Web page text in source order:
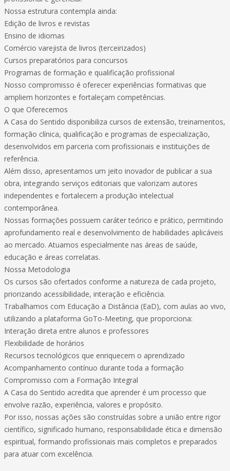
Nossa estrutura contempla ainda:
Edição de livros e revistas
Ensino de idiomas
Comércio varejista de livros (terceirizados)
Cursos preparatórios para concursos
Programas de formação e qualificação profissional
Nosso compromisso é oferecer experiências formativas que
ampliem horizontes e fortaleçam competências.
O que Oferecemos
A Casa do Sentido disponibiliza cursos de extensão, treinamentos,
formação clínica, qualificação e programas de especialização,
desenvolvidos em parceria com profissionais e instituições de
referência.
Além disso, apresentamos um jeito inovador de publicar a sua
obra, integrando serviços editoriais que valorizam autores
independentes e fortalecem a produção intelectual
contemporânea.
Nossas formações possuem caráter teórico e prático, permitindo
aprofundamento real e desenvolvimento de habilidades aplicáveis
ao mercado. Atuamos especialmente nas áreas de saúde,
educação e áreas correlatas.
Nossa Metodologia
Os cursos são ofertados conforme a natureza de cada projeto,
priorizando acessibilidade, interação e eficiência.
Trabalhamos com Educação a Distância (EaD), com aulas ao vivo,
utilizando a plataforma GoTo-Meeting, que proporciona:
Interação direta entre alunos e professores
Flexibilidade de horários
Recursos tecnológicos que enriquecem o aprendizado
Acompanhamento contínuo durante toda a formação
Compromisso com a Formação Integral
A Casa do Sentido acredita que aprender é um processo que
envolve razão, experiência, valores e propósito.
Por isso, nossas ações são construídas sobre a união entre rigor
científico, significado humano, responsabilidade ética e dimensão
espiritual, formando profissionais mais completos e preparados
para atuar com excelência.